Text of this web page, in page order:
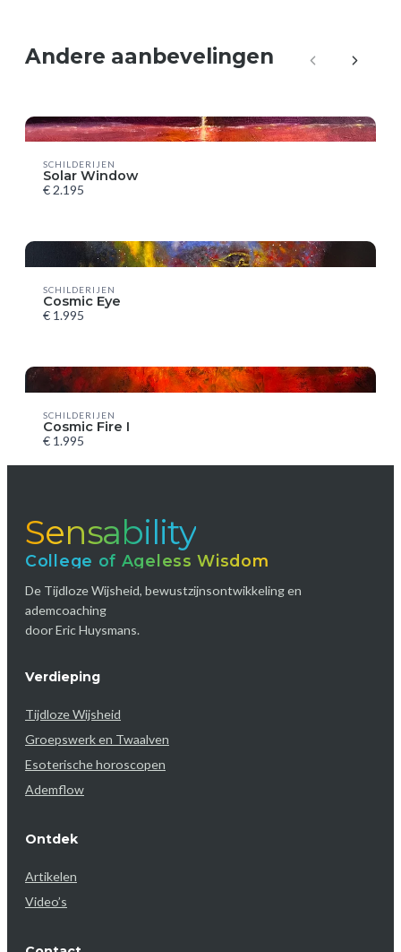
Andere aanbevelingen
Vorige
SCHILDERIJEN
Solar Window
€ 2.195
SCHILDERIJEN
Cosmic Eye
€ 1.995
SCHILDERIJEN
Cosmic Fire I
€ 1.995
Sensability
College of Ageless Wisdom
De Tijdloze Wijsheid, bewustzijnsontwikkeling en
ademcoaching
door Eric Huysmans.
Verdieping
Tijdloze Wijsheid
Groepswerk en Twaalven
Esoterische horoscopen
Ademflow
Ontdek
Artikelen
Video’s
Title*
Your review
Submit Review